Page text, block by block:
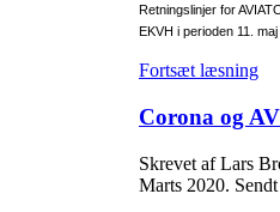
Retningslinjer for
EKVH i perioden 11.
Fortsæt læsning
Corona og
Skrevet af Lars
Marts 2020.